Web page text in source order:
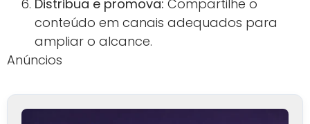
Distribua e promova: Compartilhe o
conteúdo em canais adequados para
ampliar o alcance.
Anúncios